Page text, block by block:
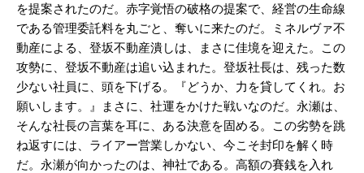
を提案されたのだ。赤字覚悟の破格の提案で、経営の生命線
である管理委託料を丸ごと、奪いに来たのだ。ミネルヴァ不
動産による、登坂不動産潰しは、まさに佳境を迎えた。この
攻勢に、登坂不動産は追い込まれた。登坂社長は、残った数
少ない社員に、頭を下げる。『どうか、力を貸してくれ。お
願いします。』まさに、社運をかけた戦いなのだ。永瀬は、
そんな社長の言葉を耳に、ある決意を固める。この劣勢を跳
ね返すには、ライアー営業しかない、今こそ封印を解く時
だ。永瀬が向かったのは、神社である。高額の賽銭を入れ